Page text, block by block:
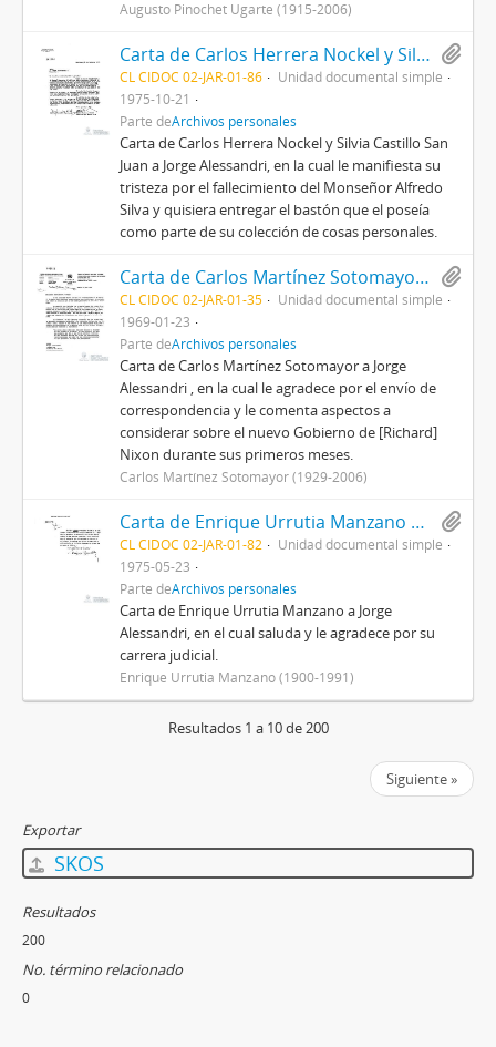
Augusto Pinochet Ugarte (1915-2006)
Carta de Carlos Herrera Nockel y Silvia Castillo San Juan a Jorge Alessandri
CL CIDOC 02-JAR-01-86
Unidad documental simple
1975-10-21
Parte deArchivos personales
Carta de Carlos Herrera Nockel y Silvia Castillo San
Juan a Jorge Alessandri, en la cual le manifiesta su
tristeza por el fallecimiento del Monseñor Alfredo
Silva y quisiera entregar el bastón que el poseía
como parte de su colección de cosas personales.
Carta de Carlos Martínez Sotomayor a Jorge Alessandri
CL CIDOC 02-JAR-01-35
Unidad documental simple
1969-01-23
Parte deArchivos personales
Carta de Carlos Martínez Sotomayor a Jorge
Alessandri , en la cual le agradece por el envío de
correspondencia y le comenta aspectos a
considerar sobre el nuevo Gobierno de [Richard]
Nixon durante sus primeros meses.
Carlos Martínez Sotomayor (1929-2006)
Carta de Enrique Urrutia Manzano a Jorge Alessandri
CL CIDOC 02-JAR-01-82
Unidad documental simple
1975-05-23
Parte deArchivos personales
Carta de Enrique Urrutia Manzano a Jorge
Alessandri, en el cual saluda y le agradece por su
carrera judicial.
Enrique Urrutia Manzano (1900-1991)
Resultados 1 a 10 de 200
Siguiente »
Exportar
SKOS
Resultados
200
No. término relacionado
0